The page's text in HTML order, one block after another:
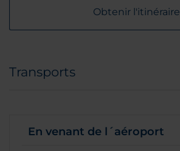
Obtenir l'itinéraire
Transports
En venant de l´aéroport